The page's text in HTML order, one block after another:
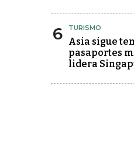
6 TURISMO
Asia sigue
pasaportes
lidera